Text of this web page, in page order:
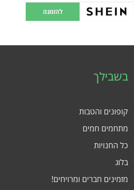
להזמנה
בשבילך
קופונים והטבות
מתחמים חמים
כל החנויות
בלוג
מזמינים חברים ומרויחים!